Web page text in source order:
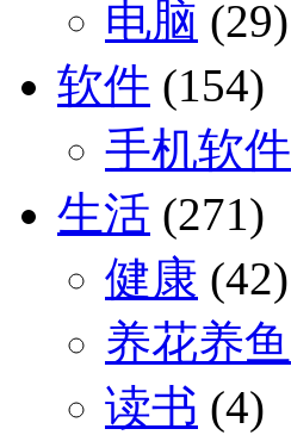
电脑 (29)
软件 (154)
手机软件
生活 (271)
健康 (42)
养花养鱼
读书 (4)